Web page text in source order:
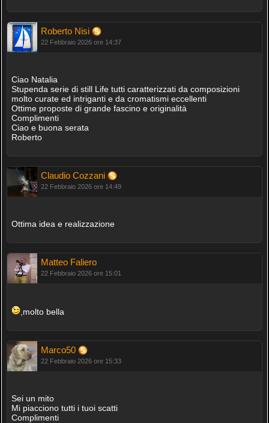
Roberto Nisi
22 Febbraio 2026 ore 14:37
Ciao Natalia
Stupenda serie di still Life tutti caratterizzati da composizioni
molto curate ed intriganti e da cromatismi eccellenti
Ottime proposte di grande fascino e originalità
Complimenti
Ciao e buona serata
Roberto
Claudio Cozzani
22 Febbraio 2026 ore 14:49
Ottima idea e realizzazione
Matteo Faliero
22 Febbraio 2026 ore 15:01
,molto bella
Marco50
22 Febbraio 2026 ore 15:33
Sei un mito
Mi piacciono tutti i tuoi scatti
Complimenti